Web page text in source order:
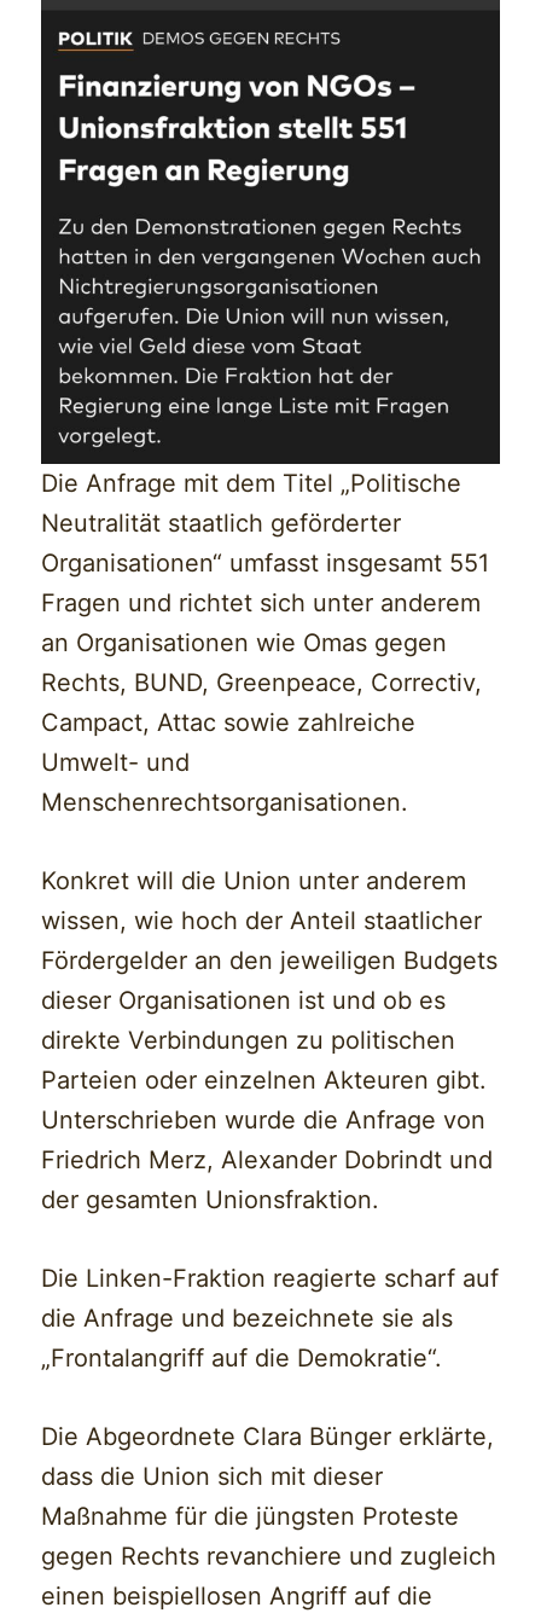
Die Anfrage mit dem Titel „Politische
Neutralität staatlich geförderter
Organisationen“ umfasst insgesamt 551
Fragen und richtet sich unter anderem
an Organisationen wie Omas gegen
Rechts, BUND, Greenpeace, Correctiv,
Campact, Attac sowie zahlreiche
Umwelt- und
Menschenrechtsorganisationen.
Konkret will die Union unter anderem
wissen, wie hoch der Anteil staatlicher
Fördergelder an den jeweiligen Budgets
dieser Organisationen ist und ob es
direkte Verbindungen zu politischen
Parteien oder einzelnen Akteuren gibt.
Unterschrieben wurde die Anfrage von
Friedrich Merz, Alexander Dobrindt und
der gesamten Unionsfraktion.
Die Linken-Fraktion reagierte scharf auf
die Anfrage und bezeichnete sie als
„Frontalangriff auf die Demokratie“.
Die Abgeordnete Clara Bünger erklärte,
dass die Union sich mit dieser
Maßnahme für die jüngsten Proteste
gegen Rechts revanchiere und zugleich
einen beispiellosen Angriff auf die